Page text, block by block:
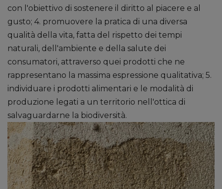
con l'obiettivo di sostenere il diritto al piacere e al
gusto; 4. promuovere la pratica di una diversa
qualità della vita, fatta del rispetto dei tempi
naturali, dell'ambiente e della salute dei
consumatori, attraverso quei prodotti che ne
rappresentano la massima espressione qualitativa; 5.
individuare i prodotti alimentari e le modalità di
produzione legati a un territorio nell'ottica di
salvaguardarne la biodiversità.